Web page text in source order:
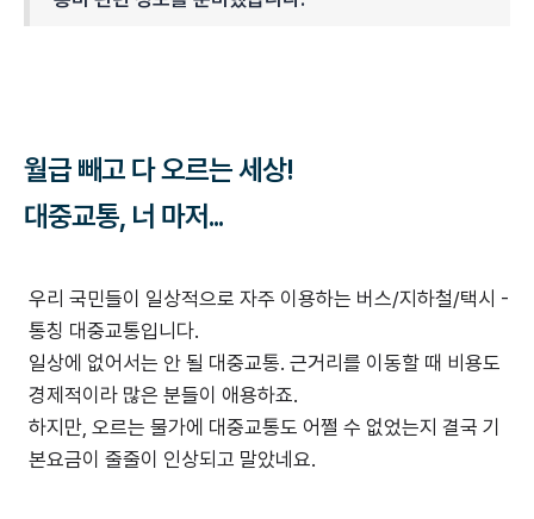
월급 빼고 다 오르는 세상!
대중교통, 너 마저...
우리 국민들이 일상적으로 자주 이용하는 버스/지하철/택시 -
통칭 대중교통입니다.
일상에 없어서는 안 될 대중교통. 근거리를 이동할 때 비용도
경제적이라 많은 분들이 애용하죠.
하지만, 오르는 물가에 대중교통도 어쩔 수 없었는지 결국 기
본요금이 줄줄이 인상되고 말았네요.